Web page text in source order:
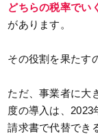
どちらの税率でい
があります。
その役割を果たす
ただ、事業者に大
度の導入は、
請求書で代替でき